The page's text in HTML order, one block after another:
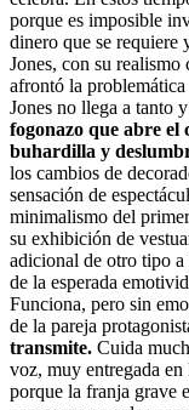
porque es imposible
dinero que se requiere
Jones, con su
afrontó la
Jones no llega a tanto
fogonazo que abre
buhardilla y
los cambios de
sensación de
minimalismo del
su exhibición de
adicional de otro tipo a
de la esperada
Funciona, pero sin
de la pareja
transmite. Cuida
voz, muy entregada
porque la franja grave